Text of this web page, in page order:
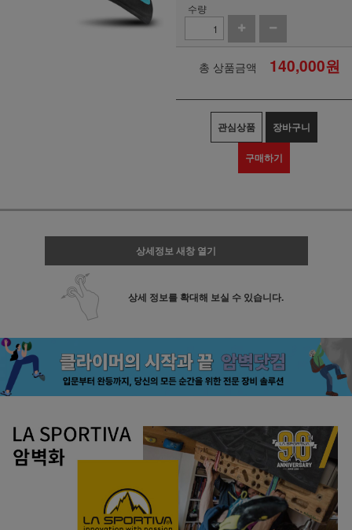
수량
총 상품금액 140,000원
관심상품 장바구니
구매하기
상세정보 새창 열기
상세 정보를 확대해 보실 수 있습니다.